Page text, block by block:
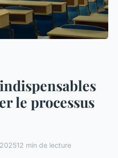
le processus
12 min de lecture